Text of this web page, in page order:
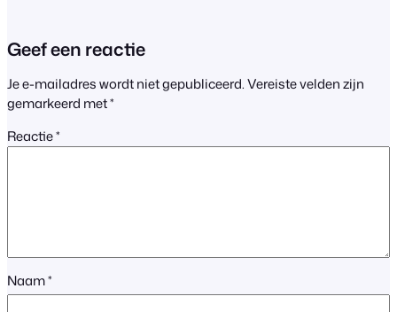
Geef een reactie
Je e-mailadres wordt niet gepubliceerd.Vereiste velden zijn
gemarkeerd met*
Reactie*
Naam*